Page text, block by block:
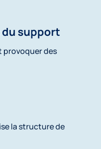
du support
provoquer des
la structure de